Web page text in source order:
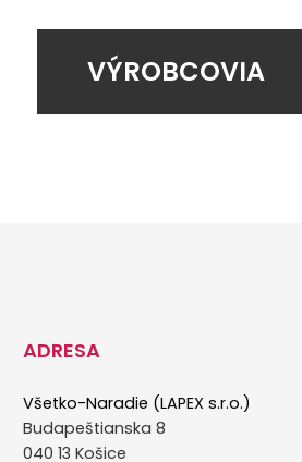
VÝROBCOVIA
ADRESA
Všetko-Naradie (LAPEX s.r.o.)
Budapeštianska 8
040 13 Košice